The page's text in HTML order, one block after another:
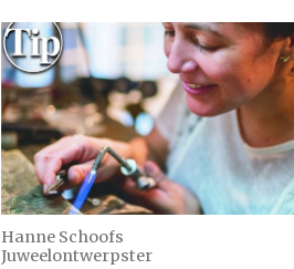
Hanne Schoofs
Juweelontwerpster